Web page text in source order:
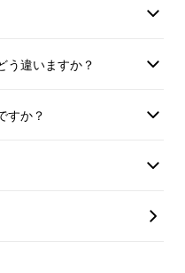
お渡しできます。
顕在化している伝
う違いますか？
すか？